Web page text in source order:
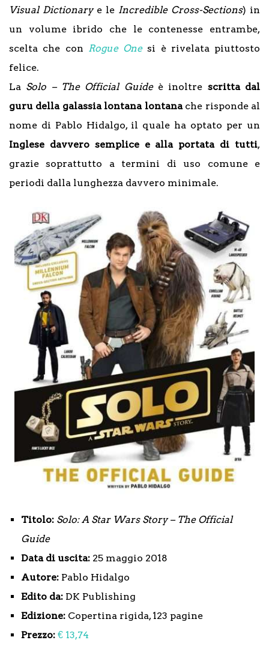
Visual Dictionarye le Incredible Cross-Sections) in
un volume ibrido che le contenesse entrambe,
scelta che con Rogue Onesi è rivelata piuttosto
felice.
La Solo – The Official Guideè inoltre scritta dal
guru della galassia lontana lontanache risponde al
nome di Pablo Hidalgo, il quale ha optato per un
Inglese davvero semplice e alla portata di tutti,
grazie soprattutto a termini di uso comune e
periodi dalla lunghezza davvero minimale.
Titolo: Solo: A Star Wars Story – The Official
Guide
Data di uscita: 25 maggio 2018
Autore: Pablo Hidalgo
Edito da: DK Publishing
Edizione: Copertina rigida, 123 pagine
Prezzo: € 13,74